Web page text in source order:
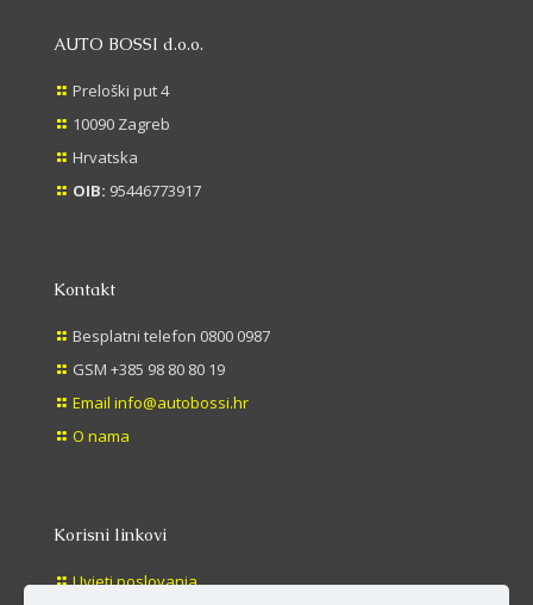
AUTO BOSSI d.o.o.
Preloški put 4
10090 Zagreb
Hrvatska
OIB: 95446773917
Kontakt
Besplatni telefon 0800 0987
GSM +385 98 80 80 19
Email info@autobossi.hr
O nama
Korisni linkovi
Uvjeti poslovanja